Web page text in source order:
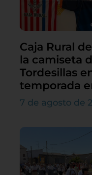
Caja Rural
la camiseta
Tordesillas
temporada
7 de agosto de